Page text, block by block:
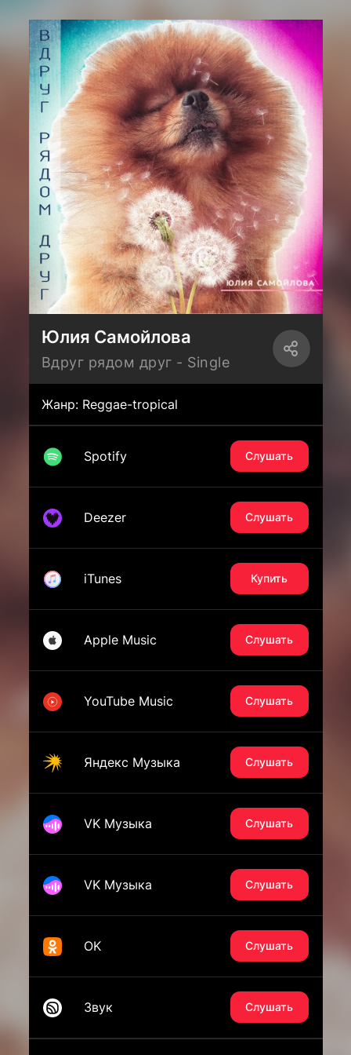
Юлия Самойлова
Вдруг рядом друг - Single
Жанр: Reggae-tropical
Spotify Слушать
Deezer Слушать
iTunes Купить
Apple Music Слушать
YouTube Music Слушать
Яндекс Музыка Слушать
VK Музыка Слушать
VK Музыка Слушать
OK Слушать
Звук Слушать